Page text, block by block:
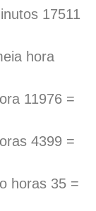
17511
hora
11976 =
4399 =
horas 35 =